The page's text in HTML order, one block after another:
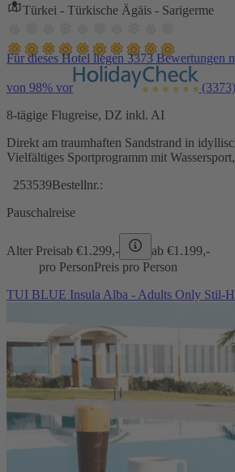
Türkei - Türkische Ägäis - Sarigerme
Für dieses Hotel liegen 3373 Bewertungen
von 98% vor (3373)
8-tägige Flugreise, DZ inkl. AI
Direkt am traumhaften Sandstrand in
Vielfältiges Sportprogramm mit
253539Bestellnr.:
Pauschalreise
Alter Preisab €1.299,- ab €1.199,-
pro PersonPreis pro Person
TUI BLUE Insula Alba - Adults Only Stil-